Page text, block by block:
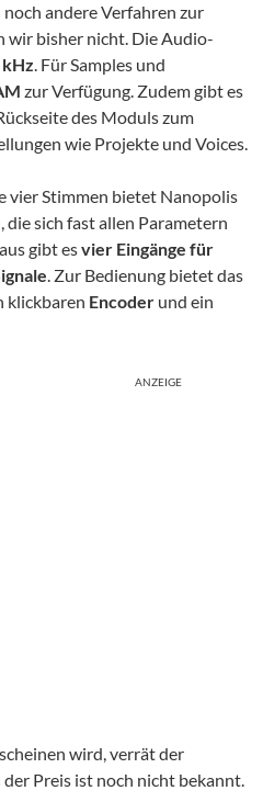
andere Verfahren zur
wir bisher nicht. Die Audio-
. Für Samples und
zur Verfügung. Zudem gibt es
des Moduls zum
wie Projekte und Voices.
vier Stimmen bietet Nanopolis
, die sich fast allen Parametern
gibt esvier Eingänge für
. Zur Bedienung bietet das
klickbaren Encoder und ein
ANZEIGE
wird, verrät der
Preis ist noch nicht bekannt.